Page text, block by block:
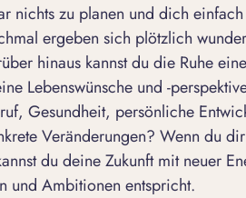
nichts zu planen und dich
ergeben sich plötzlich
hinaus kannst du die Ruhe
Lebenswünsche und -
Gesundheit, persönliche
Veränderungen? Wenn du
du deine Zukunft mit neuer
und Ambitionen entspricht.